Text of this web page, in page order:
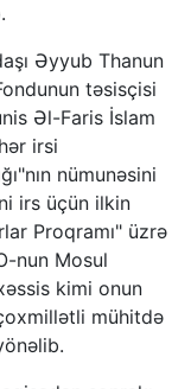
Əyyub Thanun
təsisçisi
Əl-Faris İslam
irsi
nümunəsini
irs üçün ilkin
Proqramı" üzrə
nun Mosul
kimi onun
mühitdə